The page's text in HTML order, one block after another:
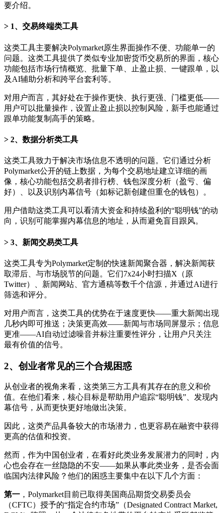
要介绍。
1、交易终端类工具
这类工具主要解决Polymarket原生界面操作不便、功能单一的
问题。这类工具提供了类似专业加密货币交易所的界面，核心
功能包括市场行情概览、批量下单、止盈止损、一键跟单，以
及AI辅助分析和跨平台套利等。
对用户而言，其好处在于操作更快、执行更强、门槛更低——
用户可以批量操作，设置止盈止损以控制风险，新手也能通过
跟单功能复制高手的策略。
2、数据分析类工具
这类工具致力于解决市场信息不透明的问题。它们通过分析
Polymarket公开的链上数据，为每个交易地址建立详细的画
像，核心功能包括交易者排行榜、钱包深度分析（盈亏、偏
好）、以及识别内幕信号（如标记新创建但重仓的钱包）。
用户借助这类工具可以看清大资金和持续盈利的“聪明钱”的动
向，识别可能掌握内幕信息的地址，从而避免盲目跟风。
3、新闻交易类工具
这类工具专为Polymarket定制的快速新闻聚合器，解决新闻获
取滞后、与市场脱节的问题。它们7x24小时扫描X（原
Twitter）、新闻网站、官方通稿等数千个信源，并通过AI进行
筛选和评分。
对用户而言，这类工具的优势在于速度更快——重大新闻出现
几秒内即可推送；决策更高效——新闻与市场同屏显示；信息
更准——AI自动过滤噪音并标注重要性评分，让用户只关注
最有价值的信号。
2、 创业者常见的三个合规困惑
从创业者的视角来看，这类第三方工具有其存在的意义和价
值。在他们看来，核心目标是帮助用户追踪“聪明钱”、发现内
幕信号，从而更快更好地做出决策。
因此，这类产品具备较大的市场潜力，也更容易在融资中获得
更高的估值和投资。
然而，作为中国创业者，在看好此类业务发展潜力的同时，内
心也会存在一丝隐隐的不安——如果从事此类业务，是否会面
临国内法律风险？他们的困惑主要集中在以下几个方面：
第一 ，Polymarket目前已取得美国商品期货交易委员会
（CFTC）授予的“指定合约市场”（Designated Contract Market,